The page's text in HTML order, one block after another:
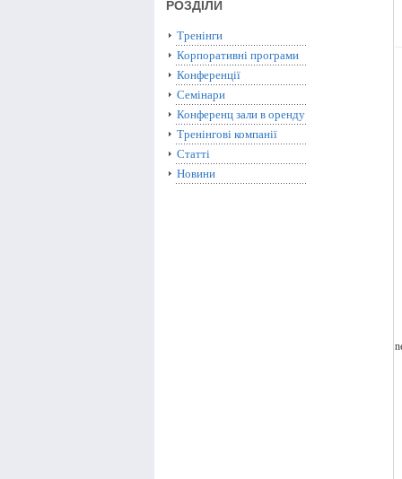
РОЗДІЛИ
Тренінги
Корпоративні програми
Конференції
Семінари
Конференц зали в оренду
Тренінгові компанії
Статті
Новини